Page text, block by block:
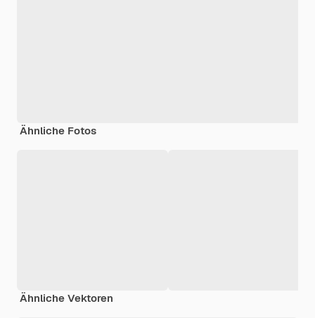
Ähnliche Fotos
Ähnliche Vektoren